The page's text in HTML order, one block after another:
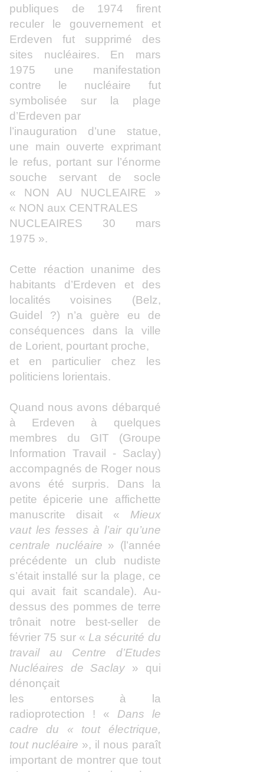
publiques de 1974 firent
reculer le gouvernement et
Erdeven fut supprimé des
sites nucléaires. En mars
1975 une manifestation
contre le nucléaire fut
symbolisée sur la plage
d’Erdeven par
l’inauguration d’une statue,
une main ouverte exprimant
le refus, portant sur l’énorme
souche servant de socle
« NON AU NUCLEAIRE »
« NON aux CENTRALES
NUCLEAIRES 30 mars
1975 ».
Cette réaction unanime des
habitants d’Erdeven et des
localités voisines (Belz,
Guidel ?) n’a guère eu de
conséquences dans la ville
de Lorient, pourtant proche,
et en particulier chez les
politiciens lorientais.
Quand nous avons débarqué
à Erdeven à quelques
membres du GIT (Groupe
Information Travail - Saclay)
accompagnés de Roger nous
avons été surpris. Dans la
petite épicerie une affichette
manuscrite disait « Mieux
vaut les fesses à l’air qu’une
centrale nucléaire » (l’année
précédente un club nudiste
s’était installé sur la plage, ce
qui avait fait scandale). Au-
dessus des pommes de terre
trônait notre best-seller de
février 75 sur « La sécurité du
travail au Centre d’Etudes
Nucléaires de Saclay » qui
dénonçait
les entorses à la
radioprotection ! « Dans le
cadre du « tout électrique,
tout nucléaire », il nous paraît
important de montrer que tout